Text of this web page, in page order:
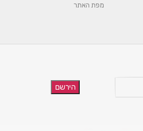
מפת האתר
הירשם